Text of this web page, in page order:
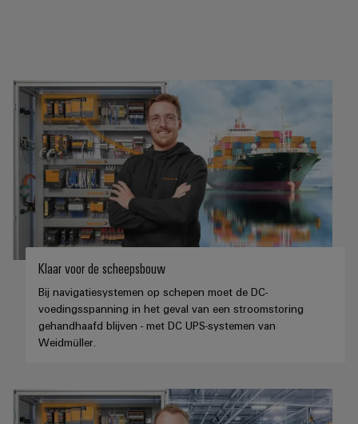
Klaar voor de scheepsbouw
Bij navigatiesystemen op schepen moet de DC-
voedingsspanning in het geval van een stroomstoring
gehandhaafd blijven - met DC UPS-systemen van
Weidmüller.